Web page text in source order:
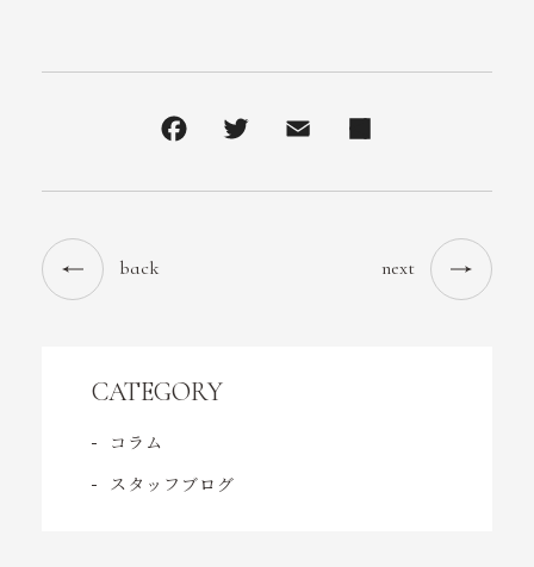
お問い合わせ
受付時間 10:00～19:30
back next
CATEGORY
コラム
スタッフブログ